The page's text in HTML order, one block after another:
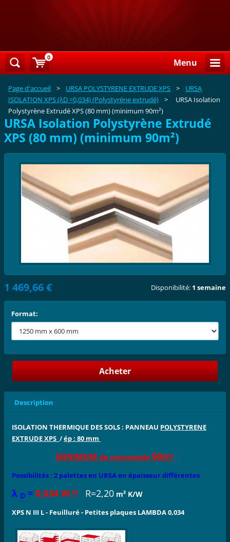
Menu
Page d'accueil > URSA POLYSTYRENE EXTRUDE XPS >
URSA
ISOLATION XPS (λD =0,034) (Polystyrène extrudé)
>
URSA Isolation
Polystyrène Extrudé XPS (80 mm) (minimum 90m²)
URSA Isolation Polystyrène Extrudé
XPS (80 mm) (minimum 90m²)
Disponibilité: 1 semaine
1 469,66 €
Format:
Description
ISOLATION THERMIQUE DES SOLS : PANNEAU POLYSTYRENE
EXTRUDE XPS/ép : 80 mm
MINIMUM de commande 90m²
Possibilités : 2 palettes en URSA en épaisseur différentes
λ D =0,034 W !! R=2,20 m² K/W
XPS N III L - Feuilluré - Petites plaques LAMBDA 0,034
0